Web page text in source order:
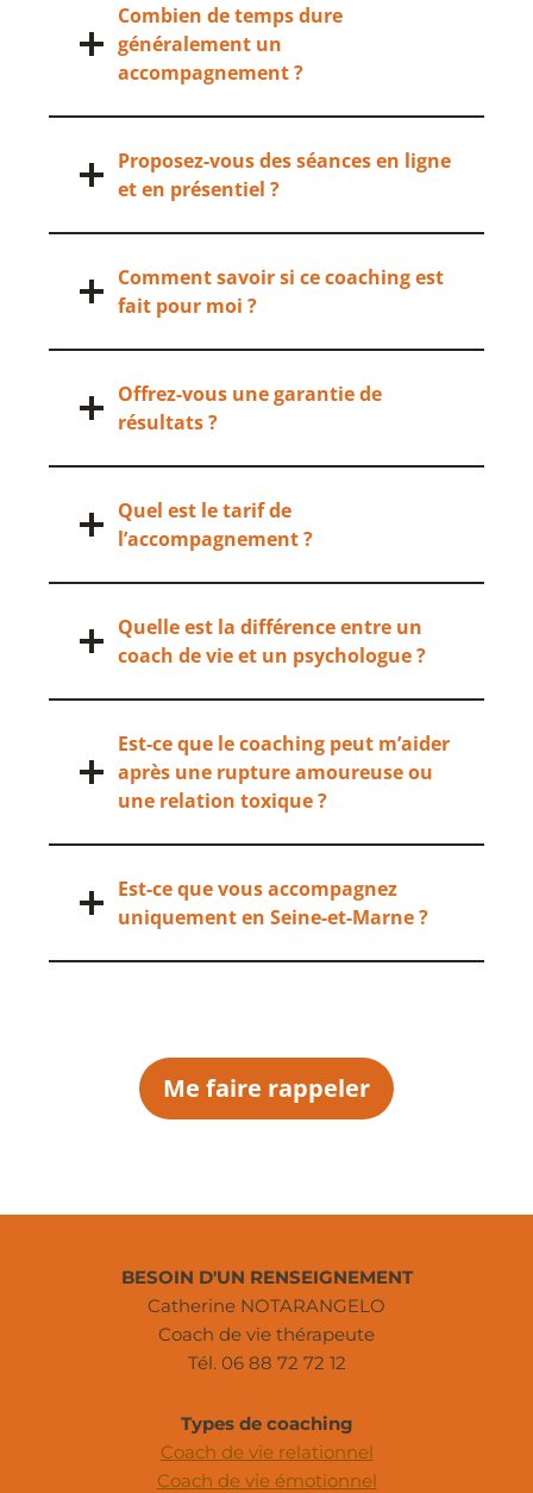
Combien de temps dure
généralement un
accompagnement ?
Proposez-vous des séances en ligne
et en présentiel ?
Comment savoir si ce coaching est
fait pour moi ?
Offrez-vous une garantie de
résultats ?
Quel est le tarif de
l’accompagnement ?
Quelle est la différence entre un
coach de vie et un psychologue ?
Est-ce que le coaching peut m’aider
après une rupture amoureuse ou
une relation toxique ?
Est-ce que vous accompagnez
uniquement en Seine-et-Marne ?
Me faire rappeler
BESOIN D'UN RENSEIGNEMENT
Catherine NOTARANGELO
Coach de vie thérapeute
Tél. 06 88 72 72 12
Types de coaching
Coach de vie relationnel
Coach de vie émotionnel